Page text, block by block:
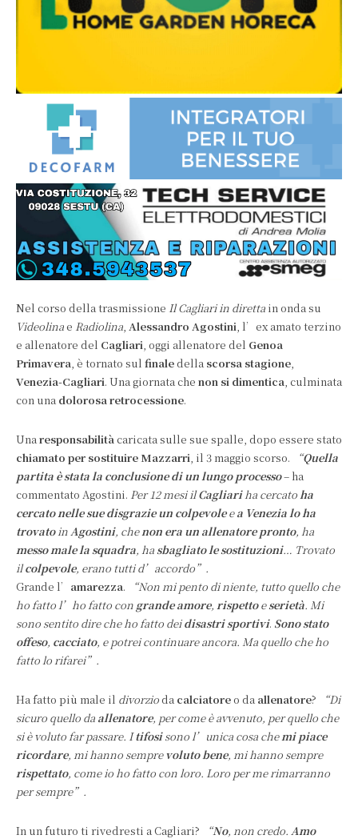
Nel corso della trasmissione Il Cagliari in diretta in onda su
Videolinae Radiolina, Alessandro Agostini, l’ex amato terzino
e allenatore del Cagliari, oggi allenatore del Genoa
Primavera, è tornato sul finaledella scorsa stagione,
Venezia-Cagliari. Una giornata che non si dimentica, culminata
con una dolorosa retrocessione.
Unaresponsabilitàcaricata sulle sue spalle, dopo essere stato
chiamato per sostituire Mazzarri, il 3 maggio scorso. “Quella
partita è stata la conclusione di un lungo processo– ha
commentato Agostini. Per 12 mesi ilCagliariha cercatoha
cercato nelle sue disgrazie un colpevoleea Venezia lo ha
trovatoinAgostini, chenon era un allenatore pronto, ha
messo male la squadra, hasbagliato le sostituzioni… Trovato
ilcolpevole, erano tutti d’accordo”.
Grande l’ amarezza.
“Non mi pento di niente, tutto quello che
ho fatto l’ho fatto con grande amore, rispettoeserietà. Mi
sono sentito dire che ho fatto deidisastri sportivi. Sono stato
offeso, cacciato, e potrei continuare ancora. Ma quello che ho
fatto lo rifarei”.
Ha fatto più male il divorzioda calciatoreo da allenatore?
“Di
sicuro quello da allenatore, per come è avvenuto, per quello che
si è voluto far passare. Itifosisono l’unica cosa chemi piace
ricordare, mi hanno semprevoluto bene, mi hanno sempre
rispettato, come io ho fatto con loro. Loro per me rimarranno
per sempre”.
In un futuro ti rivedresti a Cagliari? “No, non credo. Amo